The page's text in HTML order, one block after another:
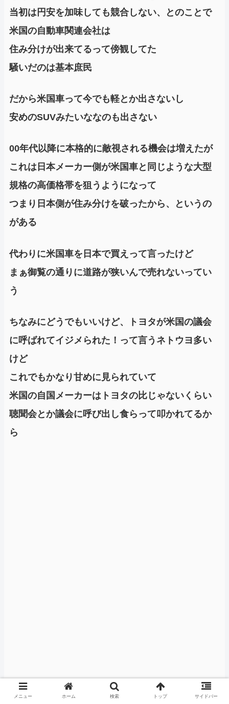
当初は円安を加味しても競合しない、とのことで
米国の自動車関連会社は
住み分けが出来てるって傍観してた
騒いだのは基本庶民
だから米国車って今でも軽とか出さないし
安めのSUVみたいななのも出さない
00年代以降に本格的に敵視される機会は増えたが
これは日本メーカー側が米国車と同じような大型
規格の高価格帯を狙うようになって
つまり日本側が住み分けを破ったから、というの
がある
代わりに米国車を日本で買えって言ったけど
まぁ御覧の通りに道路が狭いんで売れないってい
う
ちなみにどうでもいいけど、トヨタが米国の議会
に呼ばれてイジメられた！って言うネトウヨ多い
けど
これでもかなり甘めに見られていて
米国の自国メーカーはトヨタの比じゃないくらい
聴聞会とか議会に呼び出し食らって叩かれてるか
ら
メニュー ホーム 検索 トップ サイドバー